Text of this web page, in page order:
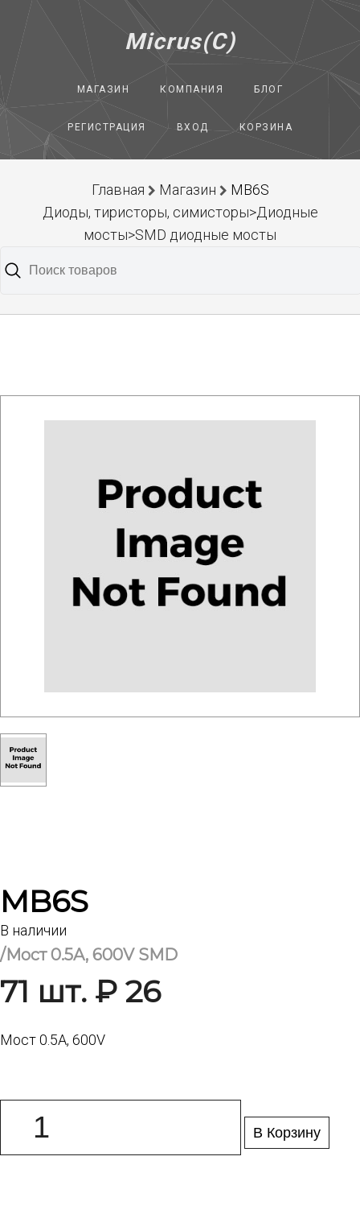
Micrus(C)
МАГАЗИН КОМПАНИЯ БЛОГ
РЕГИСТРАЦИЯ ВХОД КОРЗИНА
Главная Магазин
MB6S
Диоды, тиристоры, симисторы>Диодные
мосты>SMD диодные мосты
MB6S
В наличии
/Мост 0.5A, 600V SMD
71 шт. ₽ 26
Мост 0.5А, 600V
В Корзину